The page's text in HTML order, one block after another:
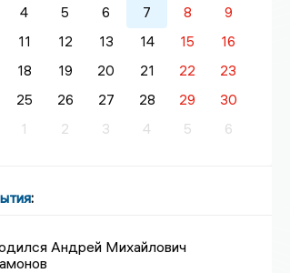
4 5 6 7 8
9
11 12 13 14 15
16
18 19 20 21 22
23
25 26 27 28 29
30
1 2 3 4 5 6
:
Андрей Михайлович